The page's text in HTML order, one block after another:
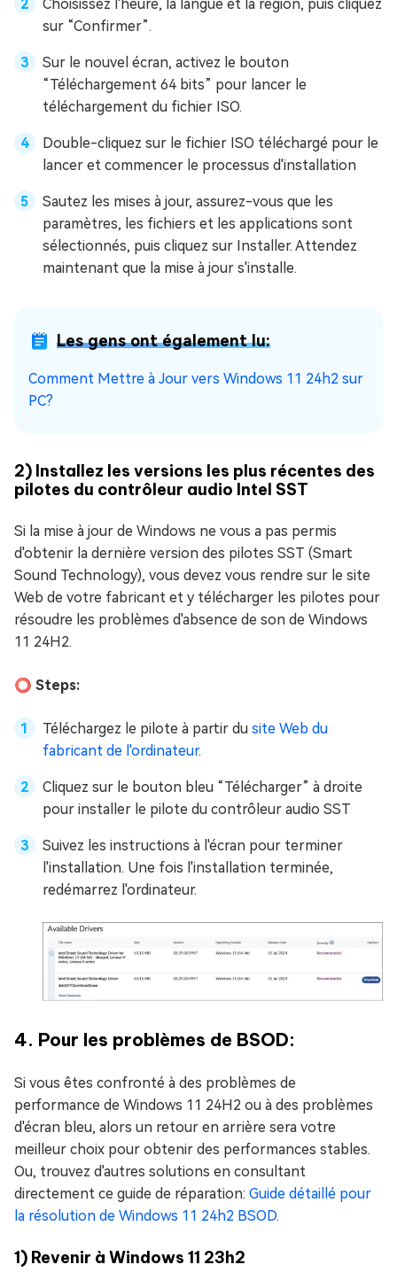
Choisissez l'heure, la langue et la région, puis cliquez
sur “Confirmer”.
Sur le nouvel écran, activez le bouton
“Téléchargement 64 bits” pour lancer le
téléchargement du fichier ISO.
Double-cliquez sur le fichier ISO téléchargé pour le
lancer et commencer le processus d'installation
Sautez les mises à jour, assurez-vous que les
paramètres, les fichiers et les applications sont
sélectionnés, puis cliquez sur Installer. Attendez
maintenant que la mise à jour s'installe.
Les gens ont également lu:
Comment Mettre à Jour vers Windows 11 24h2 sur
PC?
2) Installez les versions les plus récentes des
pilotes du contrôleur audio Intel SST
Si la mise à jour de Windows ne vous a pas permis
d'obtenir la dernière version des pilotes SST (Smart
Sound Technology), vous devez vous rendre sur le site
Web de votre fabricant et y télécharger les pilotes pour
résoudre les problèmes d'absence de son de Windows
11 24H2.
⭕ Steps:
Téléchargez le pilote à partir du site Web du
fabricant de l'ordinateur.
Cliquez sur le bouton bleu “Télécharger” à droite
pour installer le pilote du contrôleur audio SST
Suivez les instructions à l'écran pour terminer
l'installation. Une fois l'installation terminée,
redémarrez l'ordinateur.
4. Pour les problèmes de BSOD:
Si vous êtes confronté à des problèmes de
performance de Windows 11 24H2 ou à des problèmes
d'écran bleu, alors un retour en arrière sera votre
meilleur choix pour obtenir des performances stables.
Ou, trouvez d'autres solutions en consultant
directement ce guide de réparation: Guide détaillé pour
la résolution de Windows 11 24h2 BSOD.
1) Revenir à Windows 11 23h2